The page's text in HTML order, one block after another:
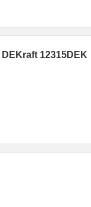
12315DEK